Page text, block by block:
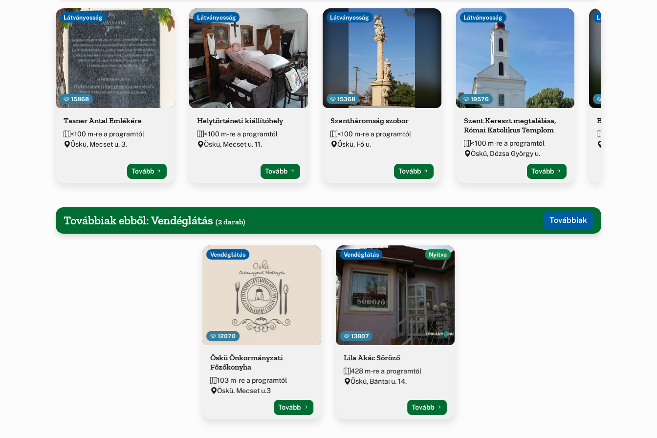
15868
Látványosság
Tasner Antal Emlékére
<100 m-re a programtól
Öskü, Mecset u. 3.
Tovább
Látványosság
Helytörténeti kiállítóhely
<100 m-re a programtól
Öskü, Mecset u. 11.
Tovább
15368
Látványosság
Szentháromság szobor
<100 m-re a programtól
Öskü, Fő u.
Tovább
19576
Látványosság
Szent Kereszt megtalálása,
Római Katolikus Templom
<100 m-re a programtól
Öskü, Dózsa György u.
Tovább
Látványosság
Evangélikus
Továbbiak ebből: Vendéglátás (2 darab) Továbbiak
12070
Vendéglátás
Öskü Önkormányzati
Főzőkonyha
103 m-re a programtól
Öskü, Mecset u.3
Tovább
13807
Vendéglátás Nyitva
Lila Akác Söröző
428 m-re a programtól
Öskü, Bántai u. 14.
Tovább